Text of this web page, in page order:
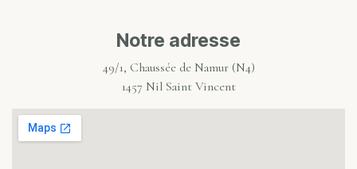
Notre adresse
49/1, Chaussée de Namur (N4)
1457 Nil Saint Vincent